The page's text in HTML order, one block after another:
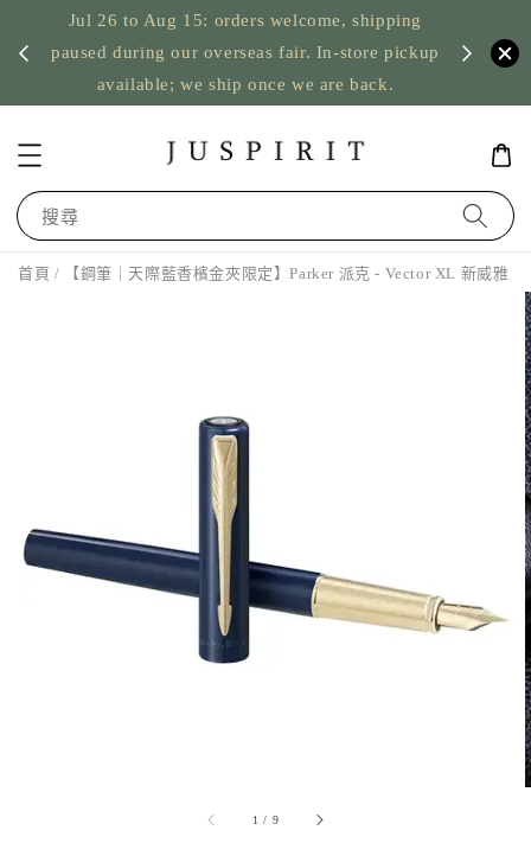
Jul 26 to Aug 15: orders welcome, shipping
paused during our overseas fair. In-store pickup
available; we ship once we are back.
US
搜尋
首頁 / 【鋼筆｜天際藍香檳金夾限定】Parker 派克 - Vector XL 新威雅
1 / 9